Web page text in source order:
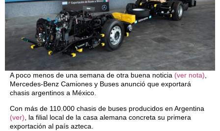
A poco menos de una semana de otra buena noticia (ver nota)
Mercedes-Benz Camiones y Buses anunció que exportará
chasis argentinos a México.
Con más de 110.000 chasis de buses producidos en Argentina
(ver), la filial local de la casa alemana concreta su primera
exportación al país azteca.